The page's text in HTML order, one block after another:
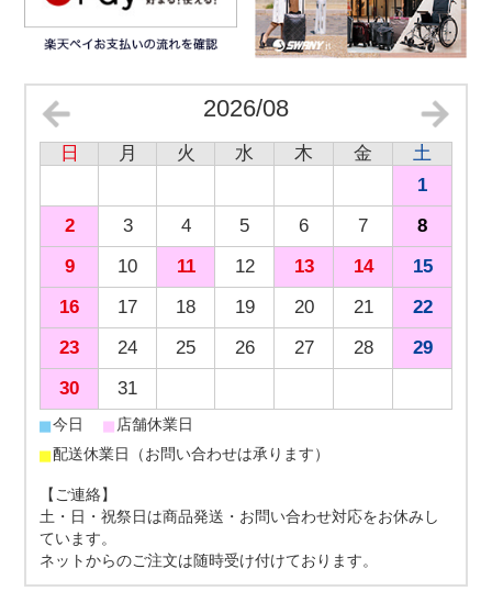
2026/08
日 月 火 水 木 金
土
1
2
3 4 5 6 7
8
9
10 11 12 13 14
15
16
17 18 19 20 21
22
23
24 25 26 27 28
29
30
31
■今日 ■店舗休業日
■配送休業日（お問い合わせは承ります）
【ご連絡】
土・日・祝祭日は商品発送・お問い合わせ対応をお休みし
ています。
ネットからのご注文は随時受け付けております。